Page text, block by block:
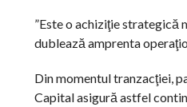
”Este o achiziţie strategică
dublează amprenta
Din momentul tranzacţiei,
Capital asigură astfel